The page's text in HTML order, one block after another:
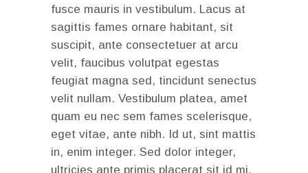
fusce mauris in vestibulum. Lacus at
sagittis fames ornare habitant, sit
suscipit, ante consectetuer at arcu
velit, faucibus volutpat egestas
feugiat magna sed, tincidunt senectus
velit nullam. Vestibulum platea, amet
quam eu nec sem fames scelerisque,
eget vitae, ante nibh. Id ut, sint mattis
in, enim integer. Sed dolor integer,
ultricies ante primis placerat sit id mi.